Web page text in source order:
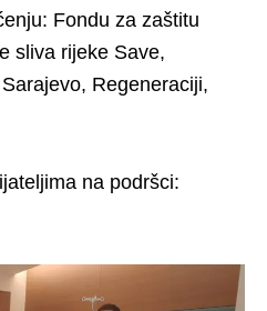
Fondu za zaštitu
sliva rijeke Save,
Regeneraciji,
na podršci: